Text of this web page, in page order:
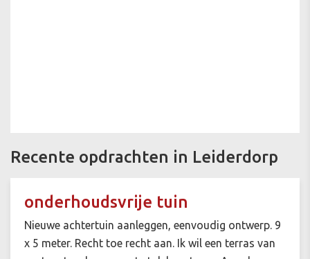
Recente opdrachten in Leiderdorp
onderhoudsvrije tuin
Nieuwe achtertuin aanleggen, eenvoudig ontwerp. 9
x 5 meter. Recht toe recht aan. Ik wil een terras van